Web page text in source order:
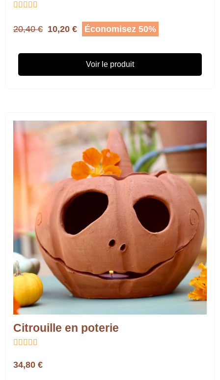
    
20,40 € 10,20 € Économisez 50%
Voir le produit
Citrouille en poterie
    
34,80 €